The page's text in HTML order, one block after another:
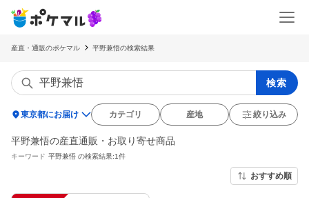
産直・通販のポケマル 平野兼悟の検索結果
検索
location_on東京都にお届け カテゴリ 産地 絞り込み
平野兼悟の産直通販・お取り寄せ商品
キーワード 平野兼悟 の検索結果:1件
おすすめ順